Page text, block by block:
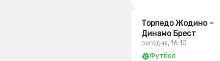
Торпедо Жодино –
Динамо Брест
сегодня, 16:10
Футбол